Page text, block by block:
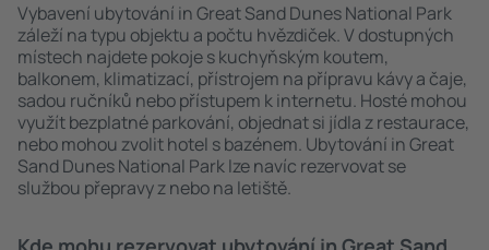
Vybavení ubytování in Great Sand Dunes National Park
záleží na typu objektu a počtu hvězdiček. V dostupných
místech najdete pokoje s kuchyňským koutem,
balkonem, klimatizací, přístrojem na přípravu kávy a čaje,
sadou ručníků nebo přístupem k internetu. Hosté mohou
využít bezplatné parkování, objednat si jídla z restaurace,
nebo mohou zvolit hotel s bazénem. Ubytování in Great
Sand Dunes National Park lze navíc rezervovat se
službou přepravy z nebo na letiště.